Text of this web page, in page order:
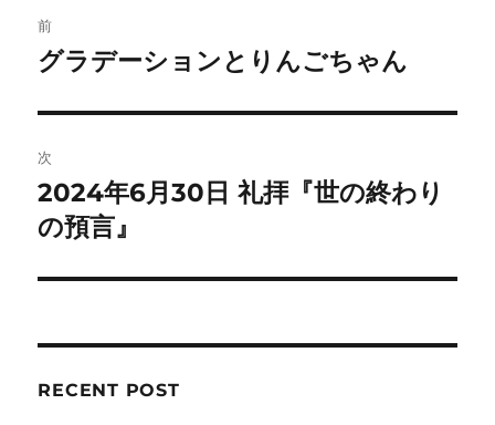
稿
ビ
ゲ
ー
シ
ン
前
前
投
稿:
グラデーションとりんごちゃん
次
次
の
稿:
2024年6月30日 礼拝『世の終わり
の預言』
RECENT POST